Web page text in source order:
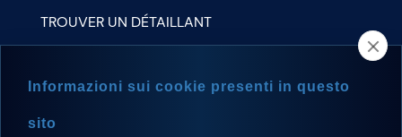
TROUVER UN DÉTAILLANT
Informazioni sui cookie presenti in questo
sito